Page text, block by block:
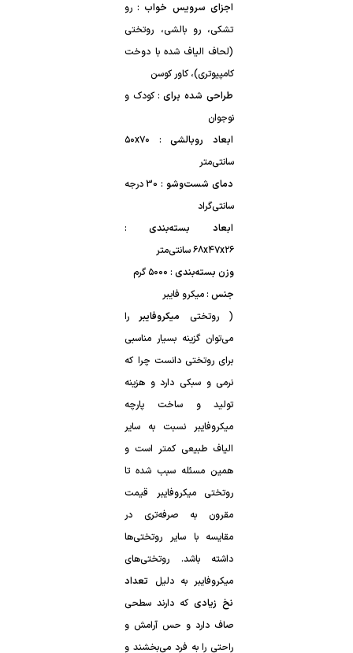
اجزای سرویس خواب :
(لحاف الیاف شده با دوخت
کامپیوتری)، کاور کوسن
طراحی شده برای
نوجوان
ابعاد روبالشی:
۵۰x۷۰
سانتی‌متر
دمای شست‌وشو :
سانتی‌گراد
ابعاد بسته‌بندی:
۶۸x۴۷x۲۶ سانتی‌متر
وزن بسته‌بندی : ۵۰۰۰ گرم
جنس :میکرو فایبر
( روتختی میکروفایبر
را
همین مسئله سبب شده تا
روتختی میکروفایبر قیمت
مقایسه با سایر روتختی‌ها
میکروفایبر به دلیل
تعداد
نخ زیادی